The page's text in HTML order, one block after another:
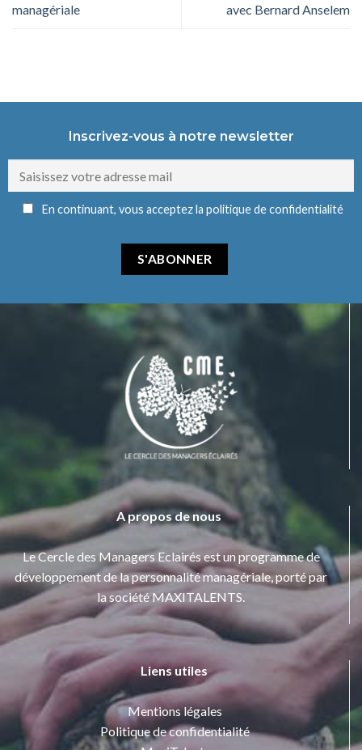
managériale
avec Bernard Anselem
Inscrivez-vous à notre newsletter
En continuant, vous acceptez la politique de confidentialité
A propos de nous
Le Cercle des Managers Eclairés est un programme de
développement de la personnalité managériale, porté par
la société MAXITALENTS.
Liens utiles
Mentions légales
Politique de confidentialité